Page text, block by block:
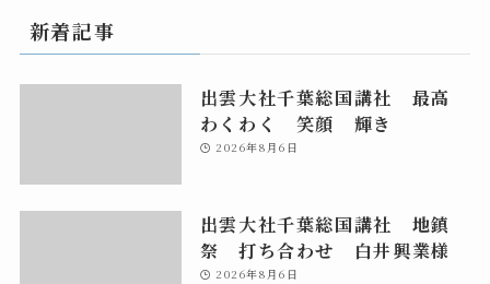
新着記事
出雲大社千葉総国講社 最高
わくわく 笑顔 輝き
2026年8月6日
出雲大社千葉総国講社 地鎮
祭 打ち合わせ 白井興業様
2026年8月6日